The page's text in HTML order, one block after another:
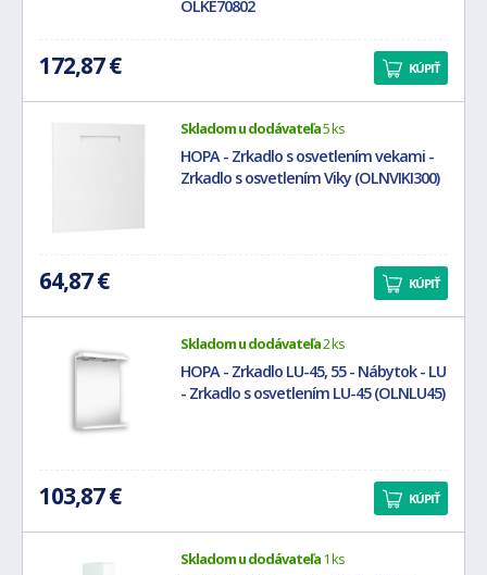
OLKE70802
172,87 € KÚPIŤ
Skladom u dodávateľa5 ks
HOPA - Zrkadlo s osvetlením vekami -
Zrkadlo s osvetlením Viky (OLNVIKI300)
64,87 € KÚPIŤ
Skladom u dodávateľa2 ks
HOPA - Zrkadlo LU-45, 55 - Nábytok - LU
- Zrkadlo s osvetlením LU-45 (OLNLU45)
103,87 € KÚPIŤ
Skladom u dodávateľa1 ks